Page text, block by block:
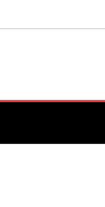
zum
MENU